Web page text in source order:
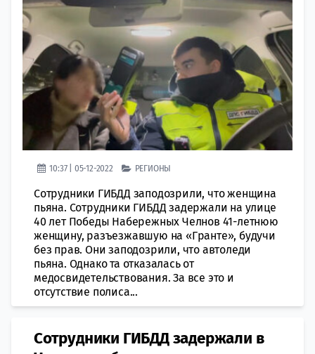
10:37 | 05-12-2022 РЕГИОНЫ
Сотрудники ГИБДД заподозрили, что женщина
пьяна. Сотрудники ГИБДД задержали на улице
40 лет Победы Набережных Челнов 41-летнюю
женщину, разъезжавшую на «Гранте», будучи
без прав. Они заподозрили, что автоледи
пьяна. Однако та отказалась от
медосвидетельствования. За все это и
отсутствие полиса...
Сотрудники ГИБДД задержали в